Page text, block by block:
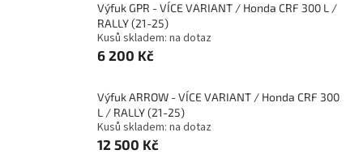
Výfuk GPR - VÍCE VARIANT / Honda CRF 300 L /
RALLY (21-25)
Kusů skladem: na dotaz
6 200 Kč
Výfuk ARROW - VÍCE VARIANT / Honda CRF 300
L / RALLY (21-25)
Kusů skladem: na dotaz
12 500 Kč